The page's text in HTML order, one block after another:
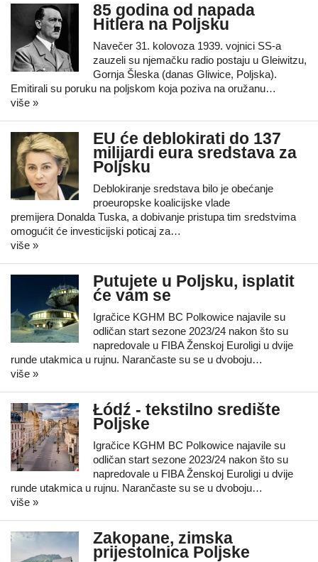
85 godina od napada
Hitlera na Poljsku
Navečer 31. kolovoza 1939. vojnici SS-a
zauzeli su njemačku radio postaju u Gleiwitzu,
Gornja Šleska (danas Gliwice, Poljska).
Emitirali su poruku na poljskom koja poziva na oružanu…
više »
EU će deblokirati do 137
milijardi eura sredstava za
Poljsku
Deblokiranje sredstava bilo je obećanje
proeuropske koalicijske vlade
premijera Donalda Tuska, a dobivanje pristupa tim sredstvima
omogućit će investicijski poticaj za…
više »
Putujete u Poljsku, isplatit
će vam se
Igračice KGHM BC Polkowice najavile su
odličan start sezone 2023/24 nakon što su
napredovale u FIBA Ženskoj Euroligi u dvije
runde utakmica u rujnu. Narančaste su se u dvoboju…
više »
Łódź - tekstilno središte
Poljske
Igračice KGHM BC Polkowice najavile su
odličan start sezone 2023/24 nakon što su
napredovale u FIBA Ženskoj Euroligi u dvije
runde utakmica u rujnu. Narančaste su se u dvoboju…
više »
Zakopane, zimska
prijestolnica Poljske